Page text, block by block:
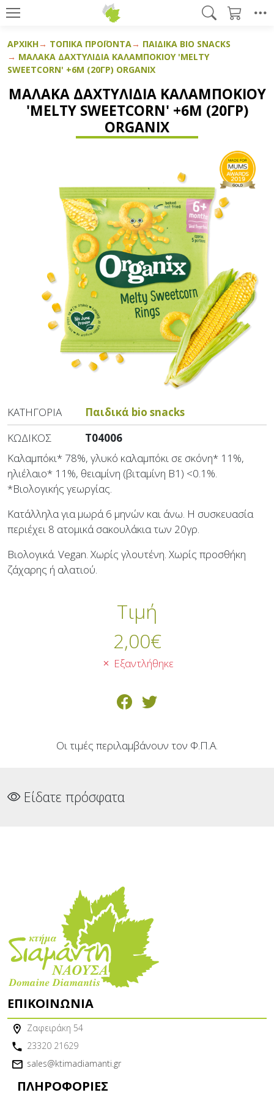
ΑΡΧΙΚΉ ΤΟΠΙΚΆ ΠΡΟΪΌΝΤΑ
ΠΑΙΔΙΚΆ BIO SNACKS
ΜΑΛΑΚΆ ΔΑΧΤΥΛΊΔΙΑ ΚΑΛΑΜΠΟΚΙΟΎ 'MELTY
SWEETCORN' +6Μ (20ΓΡ) ORGANIX
ΜΑΛΑΚΆ ΔΑΧΤΥΛΊΔΙΑ ΚΑΛΑΜΠΟΚΙΟΎ
'MELTY SWEETCORN' +6Μ (20ΓΡ)
ORGANIX
ΚΑΤΗΓΟΡΊΑ
Παιδικά bio snacks
ΚΩΔΙΚΌΣ
T04006
Καλαμπόκι* 78%, γλυκό καλαμπόκι σε σκόνη* 11%,
ηλιέλαιο* 11%, θειαμίνη (βιταμίνη Β1) <0.1%.
*Βιολογικής γεωργίας.
Κατάλληλα για μωρά 6 μηνών και άνω. Η συσκευασία
περιέχει 8 ατομικά σακουλάκια των 20γρ.
Βιολογικά. Vegan. Χωρίς γλουτένη. Χωρίς προσθήκη
ζάχαρης ή αλατιού.
Τιμή
2,00€
Εξαντλήθηκε
Οι τιμές περιλαμβάνουν τον Φ.Π.Α.
Είδατε πρόσφατα
ΕΠΙΚΟΙΝΩΝΊΑ
Ζαφειράκη 54
23320 21629
sales@ktimadiamanti.gr
ΠΛΗΡΟΦΟΡΊΕΣ